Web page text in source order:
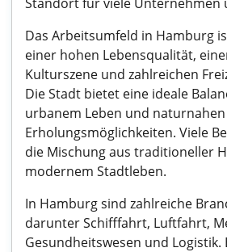
Das Arbeitsumfeld in Hamburg
einer hohen Lebensqualität,
Kulturszene und zahlreichen
Die Stadt bietet eine ideale
urbanem Leben und naturnahen
Erholungsmöglichkeiten. Viele
die Mischung aus traditioneller
modernem Stadtleben.
In Hamburg sind zahlreiche
darunter Schifffahrt, Luftfahrt,
Gesundheitswesen und